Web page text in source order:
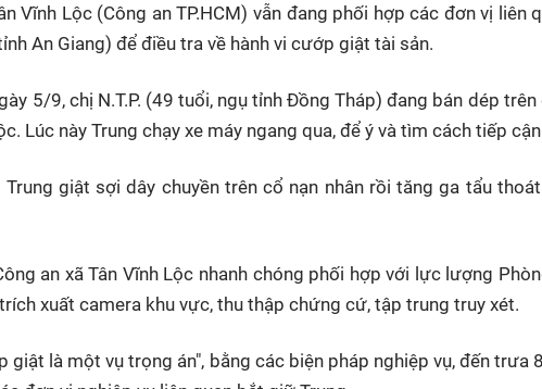
Vĩnh Lộc (Công an TP.HCM) vẫn đang phối hợp các đơn vị liên
An Giang) để điều tra về hành vi cướp giật tài sản.
5/9, chị N.T.P. (49 tuổi, ngụ tỉnh Đồng Tháp) đang bán dép
Lúc này Trung chạy xe máy ngang qua, để ý và tìm cách tiếp cận
giật sợi dây chuyền trên cổ nạn nhân rồi tăng ga tẩu
an xã Tân Vĩnh Lộc nhanh chóng phối hợp với lực lượng
xuất camera khu vực, thu thập chứng cứ, tập trung truy xét.
giật là một vụ trọng án", bằng các biện pháp nghiệp vụ, đến trưa